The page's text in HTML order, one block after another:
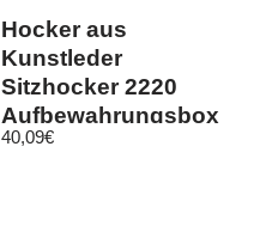
Hocker aus
Kunstleder
Sitzhocker 2220
Aufbewahrungsbox
40 cm Sitzwürfel
40,09€